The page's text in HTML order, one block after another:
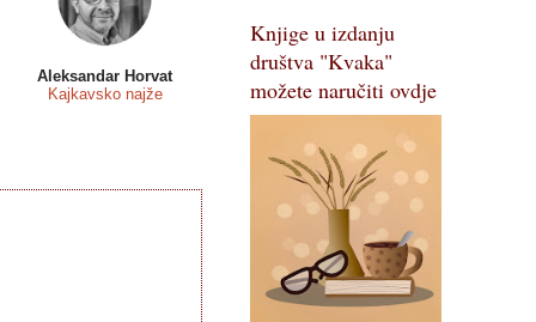
Aleksandar Horvat
Kajkavsko najže
Knjige u izdanju
društva "Kvaka"
možete naručiti ovdje